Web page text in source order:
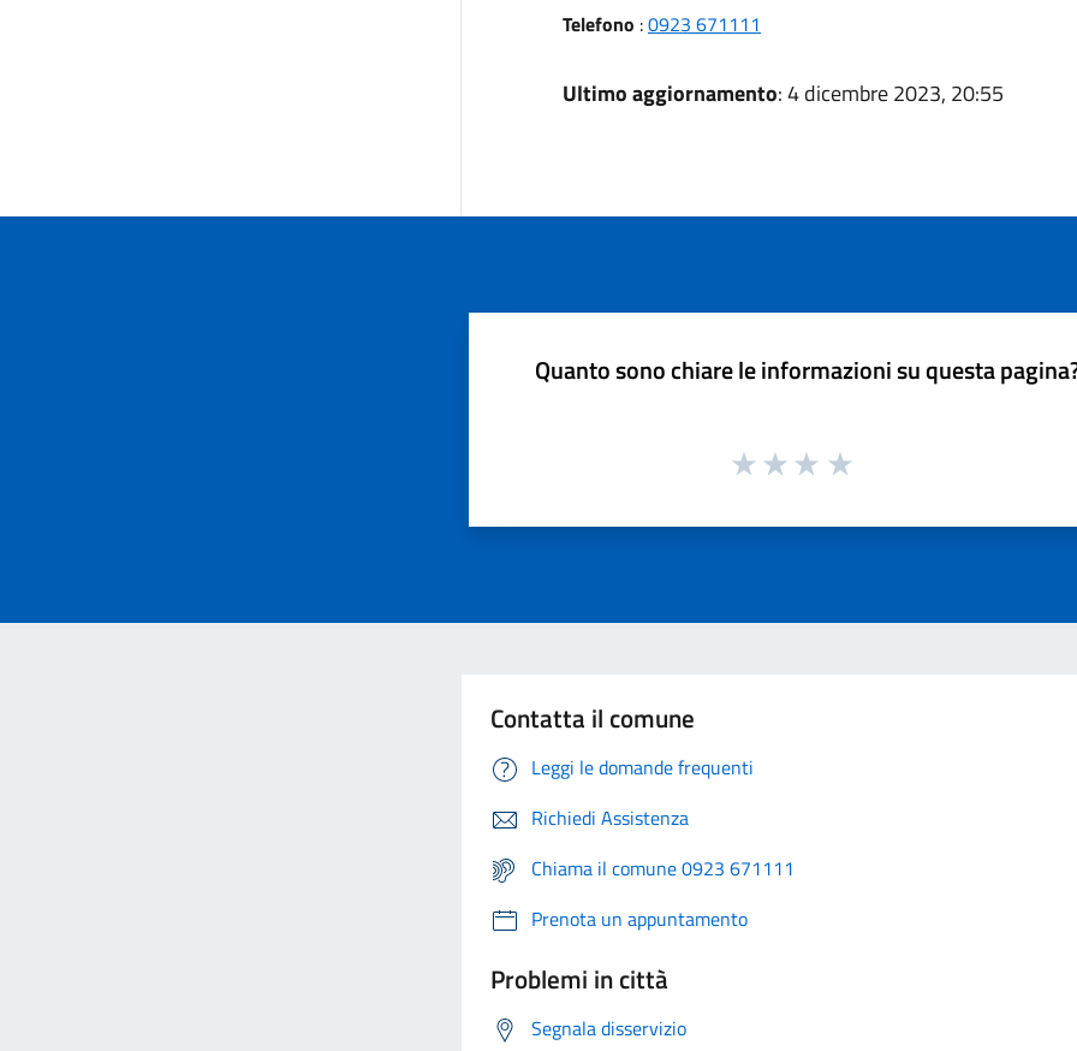
Telefono :0923 671111
Ultimo aggiornamento: 4 dicembre 2023, 20:55
Quanto sono chiare le informazioni su questa
Contatta il comune
Leggi le domande frequenti
Richiedi Assistenza
Chiama il comune 0923 671111
Prenota un appuntamento
Problemi in città
Segnala disservizio